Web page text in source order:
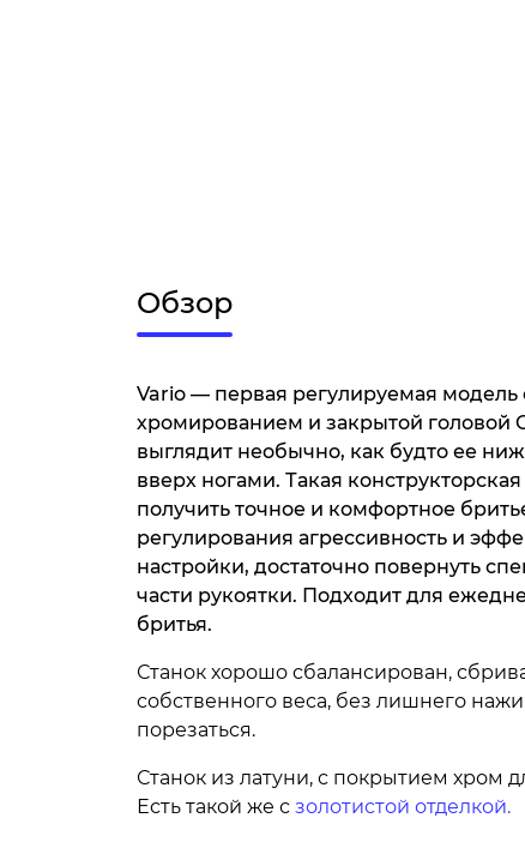
Обзор
Vario — первая регулируемая модель
хромированием и закрытой головой
выглядит необычно, как будто ее
вверх ногами. Такая
получить точное и комфортное
регулирования агрессивность и
настройки, достаточно повернуть
части рукоятки. Подходит для
бритья.
Станок хорошо сбалансирован,
собственного веса, без лишнего
порезаться.
Станок из латуни, с покрытием хром
Есть такой же с золотистой отделкой.